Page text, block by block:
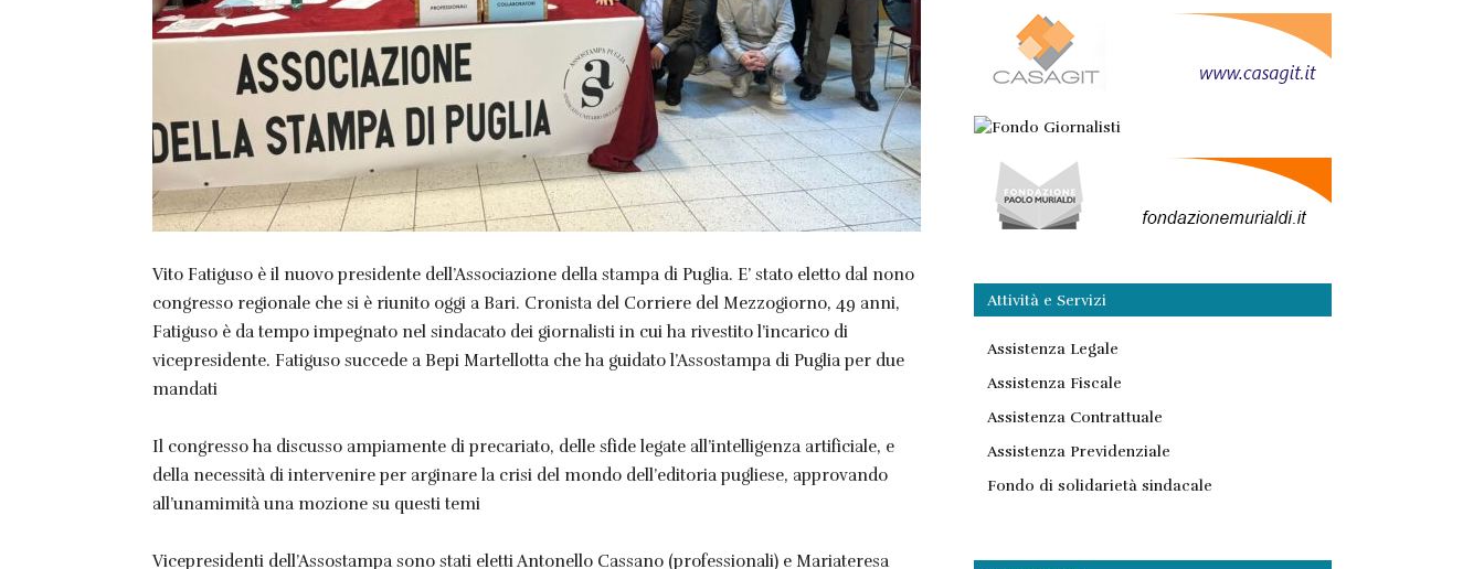
Vito Fatiguso è il nuovo presidente dell’Associazione della stampa di Puglia. E’ stato eletto dal nono
congresso regionale che si è riunito oggi a Bari. Cronista del Corriere del Mezzogiorno, 49 anni,
Fatiguso è da tempo impegnato nel sindacato dei giornalisti in cui ha rivestito l’incarico di
vicepresidente. Fatiguso succede a Bepi Martellotta che ha guidato l’Assostampa di Puglia per due
mandati
Il congresso ha discusso ampiamente di precariato, delle sfide legate all’intelligenza artificiale, e
della necessità di intervenire per arginare la crisi del mondo dell’editoria pugliese, approvando
all’unamimità una mozione su questi temi
Vicepresidenti dell’Assostampa sono stati eletti Antonello Cassano (professionali) e Mariateresa
Attività e Servizi
Assistenza Legale
Assistenza Fiscale
Assistenza Contrattuale
Assistenza Previdenziale
Fondo di solidarietà sindacale